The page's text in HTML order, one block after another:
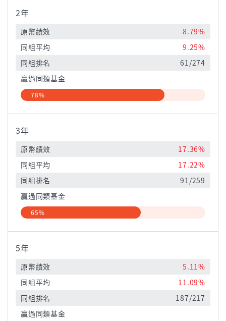
2年
原幣績效
8.79%
同組平均
9.25%
同組排名
61/274
贏過同類基金
78%
3年
原幣績效
17.36%
同組平均
17.22%
同組排名
91/259
贏過同類基金
65%
5年
原幣績效
5.11%
同組平均
11.09%
同組排名
187/217
贏過同類基金